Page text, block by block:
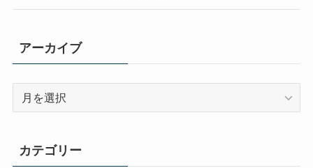
アーカイブ
ブ
カテゴリー